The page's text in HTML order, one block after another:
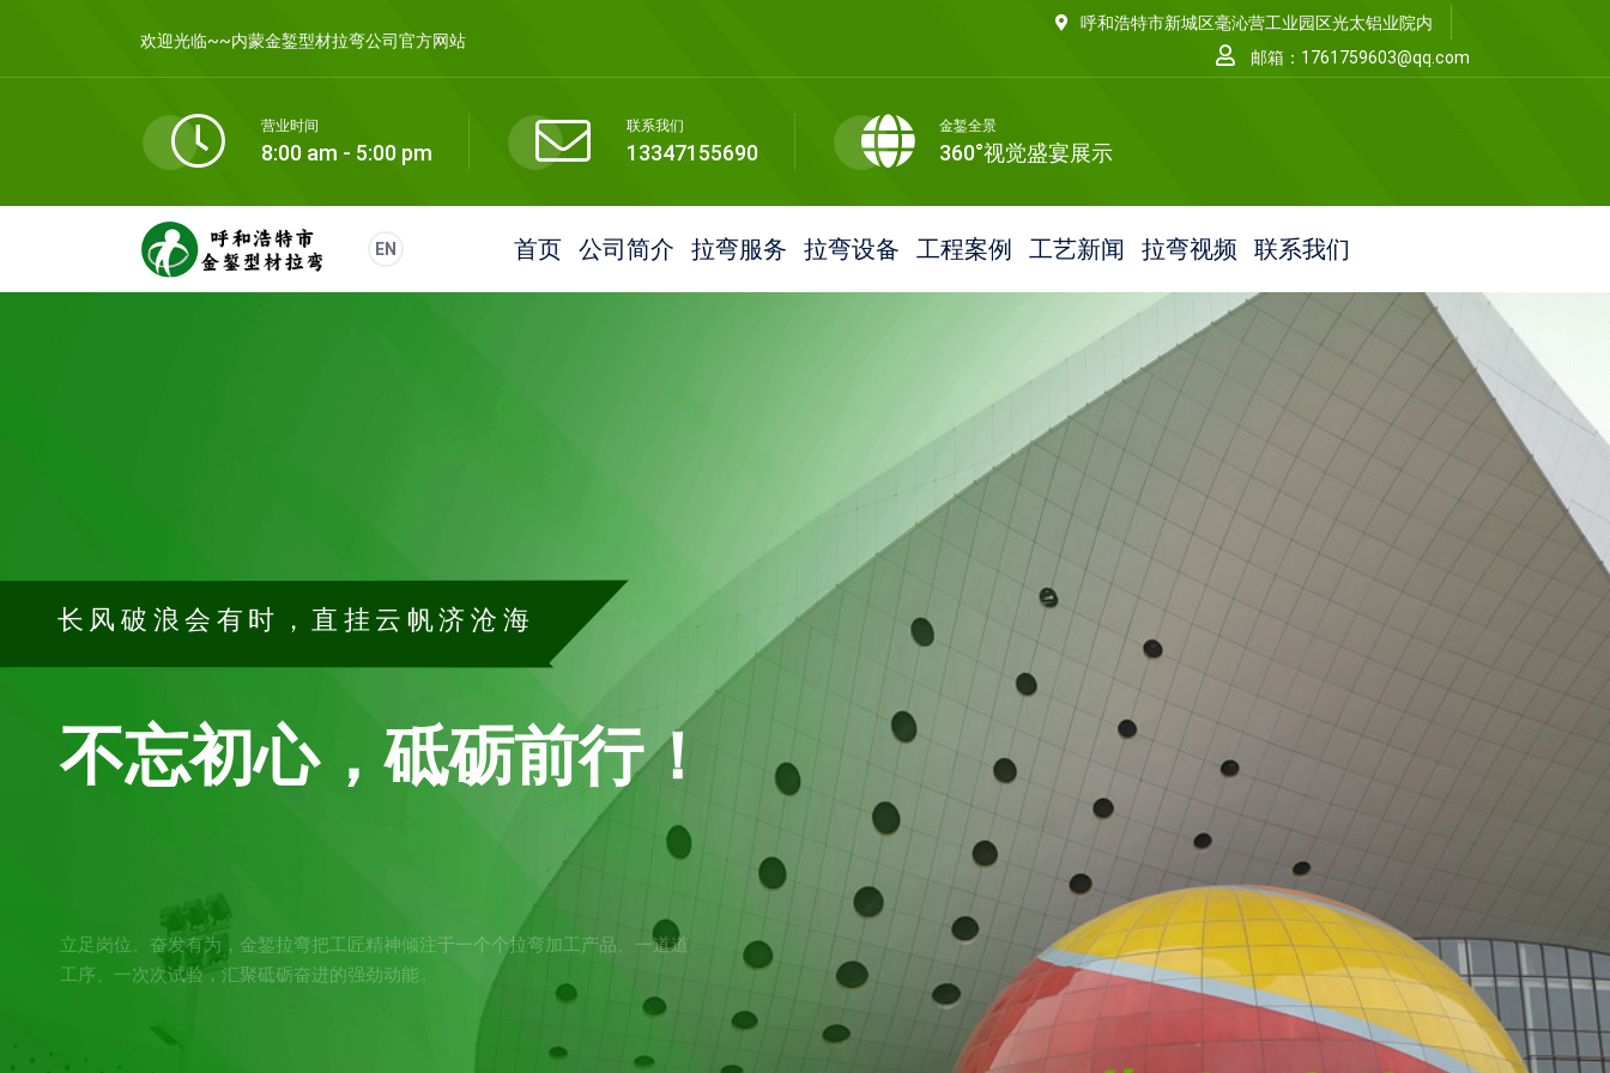
欢迎光临~~内蒙金錾型材拉弯公司官方网站
呼和浩特市新城区毫沁营工业园区光太铝业院内
邮箱：1761759603@qq.com
营业时间
8:00 am - 5:00 pm
联系我们
13347155690
金錾全景
360°视觉盛宴展示
EN 首页 公司简介 拉弯服务 拉弯设备 工程案例 工艺新闻 拉弯视频 联系我们
长风破浪会有时，直挂云帆济沧海
不忘初心，砥砺前行！
立足岗位、奋发有为，金錾拉弯把工匠精神倾注于一个个拉弯加工产品、一道道
工序、一次次试验，汇聚砥砺奋进的强劲动能。